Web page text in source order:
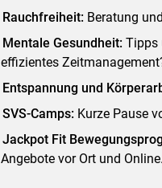
Rauchfreiheit: Beratung
Mentale Gesundheit: Tipps
effizientes
Entspannung und
SVS-Camps: Kurze Pause
Jackpot Fit
Angebote vor Ort und